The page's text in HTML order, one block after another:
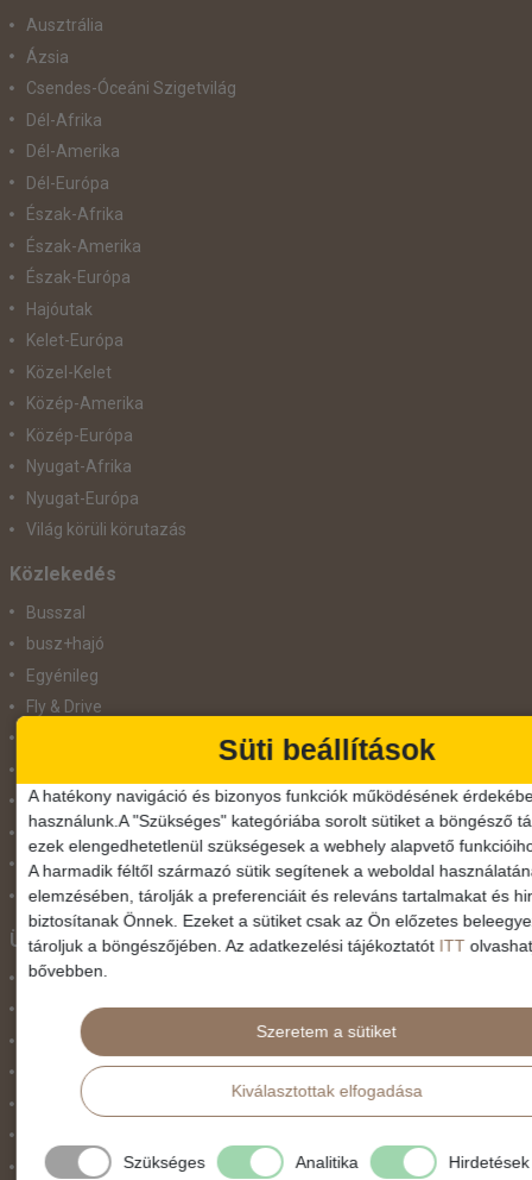
Ausztrália
Ázsia
Csendes-Óceáni Szigetvilág
Dél-Afrika
Dél-Amerika
Dél-Európa
Észak-Afrika
Észak-Amerika
Észak-Európa
Hajóutak
Kelet-Európa
Közel-Kelet
Közép-Amerika
Közép-Európa
Nyugat-Afrika
Nyugat-Európa
Világ körüli körutazás
Közlekedés
Busszal
busz+hajó
Egyénileg
Fly & Drive
repülő+hajó
Repülővel
Szolgáltatás
Vonat
Ünnepek
Adventi hetek
Karácsonyi utazás
Karnevál
Két ünnep között
Március 15.
Süti beállítások
A hatékony navigáció és bizonyos funkciók működésének
használunk.A "Szükséges" kategóriába sorolt sütiket a böngésző
ezek elengedhetetlenül szükségesek a webhely alapvető
A harmadik féltől származó sütik segítenek a weboldal
elemzésében, tárolják a preferenciáit és releváns tartalmakat és
biztosítanak Önnek. Ezeket a sütiket csak az Ön előzetes
tároljuk a böngészőjében. Az adatkezelési tájékoztatót ITT
bővebben.
Szeretem a sütiket
Kiválasztottak elfogadása
Szükséges Analitika Hirdetések